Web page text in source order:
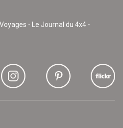
- Le Journal du 4x4 -